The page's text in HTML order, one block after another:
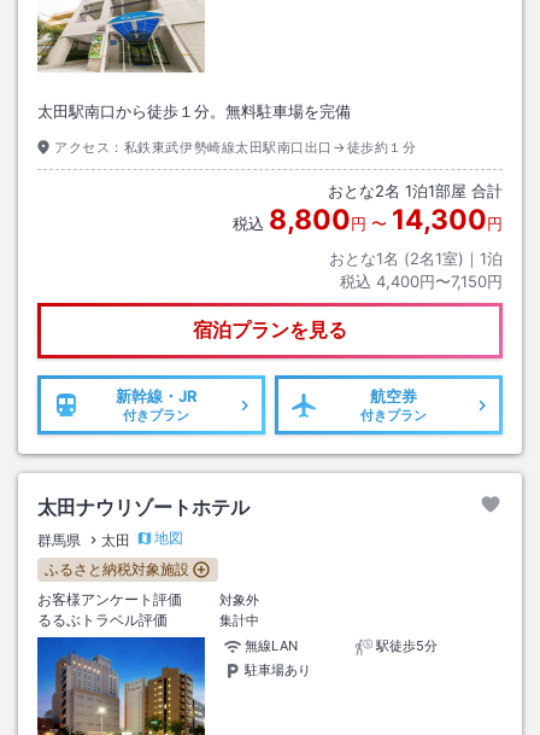
太田駅南口から徒歩１分。無料駐車場を完備
アクセス： 私鉄東武伊勢崎線太田駅南口出口→徒歩約１分
おとな2名 1泊1部屋 合計
税込 8,800円 〜 14,300円
おとな1名 (2名1室)｜ 1泊
税込 4,400円〜7,150円
宿泊プランを見る
新幹線・JR
付きプラン
航空券
付きプラン
太田ナウリゾートホテル
群馬県 太田
地図
ふるさと納税対象施設
お客様アンケート評価
対象外
るるぶトラベル評価
集計中
無線LAN
駅徒歩5分
駐車場あり